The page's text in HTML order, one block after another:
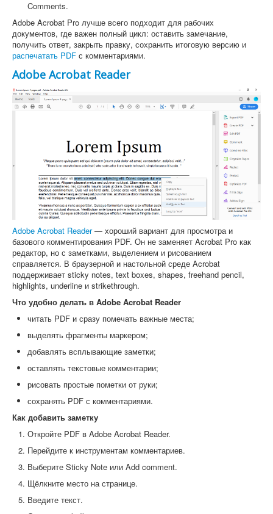
Comments.
Adobe Acrobat Pro лучше всего подходит для рабочих
документов, где важен полный цикл: оставить замечание,
получить ответ, закрыть правку, сохранить итоговую версию и
распечатать PDF с комментариями.
Adobe Acrobat Reader
Adobe Acrobat Reader— хороший вариант для просмотра и
базового комментирования PDF. Он не заменяет Acrobat Pro как
редактор, но с заметками, выделением и рисованием
справляется. В браузерной и настольной среде Acrobat
поддерживает sticky notes, text boxes, shapes, freehand pencil,
highlights, underline и strikethrough.
Что удобно делать в Adobe Acrobat Reader
читать PDF и сразу помечать важные места;
выделять фрагменты маркером;
добавлять всплывающие заметки;
оставлять текстовые комментарии;
рисовать простые пометки от руки;
сохранять PDF с комментариями.
Как добавить заметку
Откройте PDF в Adobe Acrobat Reader.
Перейдите к инструментам комментариев.
Выберите Sticky Note или Add comment.
Щёлкните место на странице.
Введите текст.